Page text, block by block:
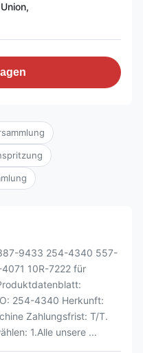
9433 254-4340 557-
10R-7222 für
254-4340 Herkunft:
Zahlungsfrist: T/T.
1.Alle unsere ...